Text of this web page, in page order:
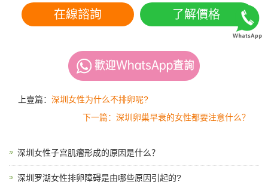
在線諮詢 了解價格
上壹篇： 深圳女性为什么不排卵呢?
下一篇：深圳卵巢早衰的女性都要注意什么？
深圳女性子宫肌瘤形成的原因是什么？
深圳罗湖女性排卵障碍是由哪些原因引起的?